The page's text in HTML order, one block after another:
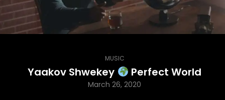
MUSIC
Yaakov Shwekey Perfect World
March 26, 2020